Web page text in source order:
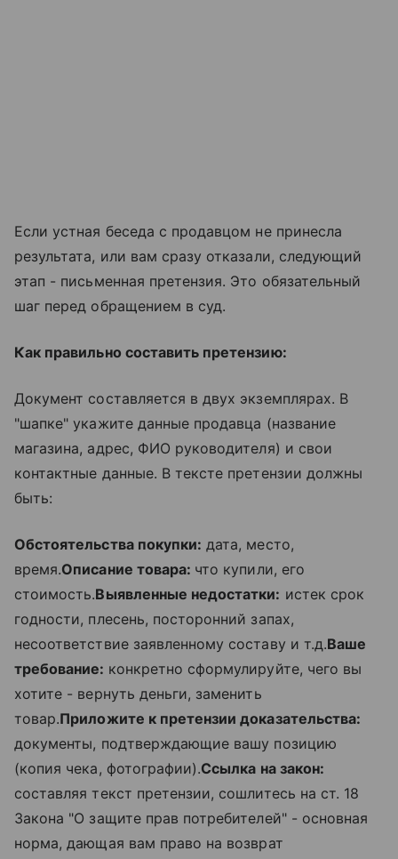
Если устная беседа с продавцом не принесла
результата, или вам сразу отказали, следующий
этап - письменная претензия. Это обязательный
шаг перед обращением в суд.
Как правильно составить претензию:
Документ составляется в двух экземплярах. В
"шапке" укажите данные продавца (название
магазина, адрес, ФИО руководителя) и свои
контактные данные. В тексте претензии должны
быть:
Обстоятельства покупки: дата, место,
время.Описание товара: что купили, его
стоимость.Выявленные недостатки: истек срок
годности, плесень, посторонний запах,
несоответствие заявленному составу и т.д.Ваше
требование: конкретно сформулируйте, чего вы
хотите - вернуть деньги, заменить
товар.Приложите к претензии доказательства:
документы, подтверждающие вашу позицию
(копия чека, фотографии).Ссылка на закон:
составляя текст претензии, сошлитесь на ст. 18
Закона "О защите прав потребителей" - основная
норма, дающая вам право на возврат